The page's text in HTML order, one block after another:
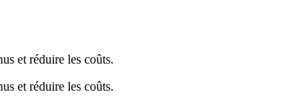
et réduire les coûts.
et réduire les coûts.